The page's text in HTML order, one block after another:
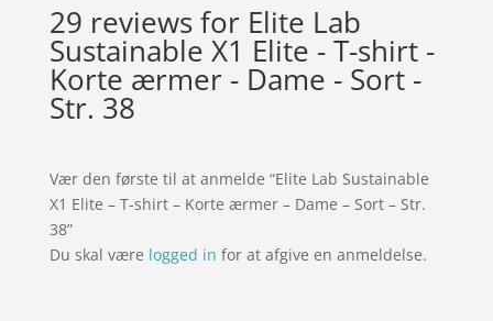
29 reviews for Elite Lab
Sustainable X1 Elite - T-shirt -
Korte ærmer - Dame - Sort -
Str. 38
Vær den første til at anmelde “Elite Lab Sustainable
X1 Elite – T-shirt – Korte ærmer – Dame – Sort – Str.
38”
Du skal være logged in for at afgive en anmeldelse.